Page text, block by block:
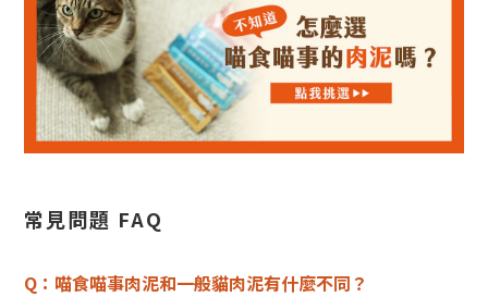
常見問題 FAQ
Q：喵食喵事肉泥和一般貓肉泥有什麼不同？